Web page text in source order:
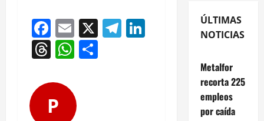
Facebook
Email
X Telegram
LinkedIn
Threads
WhatsApp
P
ÚLTIMAS
NOTICIAS
Metalfor
recorta 225
empleos
por caída